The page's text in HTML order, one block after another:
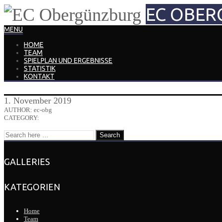
EC
MENU
HOME
TEAM
SPIELPLAN UND ERGEBNISSE
STATISTIK
KONTAKT
1. November 2019
AUTHOR: ec-obg
CATEGORY:
GALLERIES
KATEGORIEN
Home
Team